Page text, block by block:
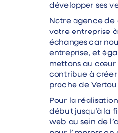
développer ses
Notre agence de
votre entreprise
échanges car
entreprise, et
mettons au cœur
contribue à
proche de
Pour la
début jusqu’à la
web au sein de